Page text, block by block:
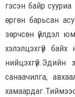
гэсэн байр
өргөн барьсан
зөрчсөн үйлдэл
хэлэлцэхгүй байх
нийцэхгүй.Эдийн
санаачилга,